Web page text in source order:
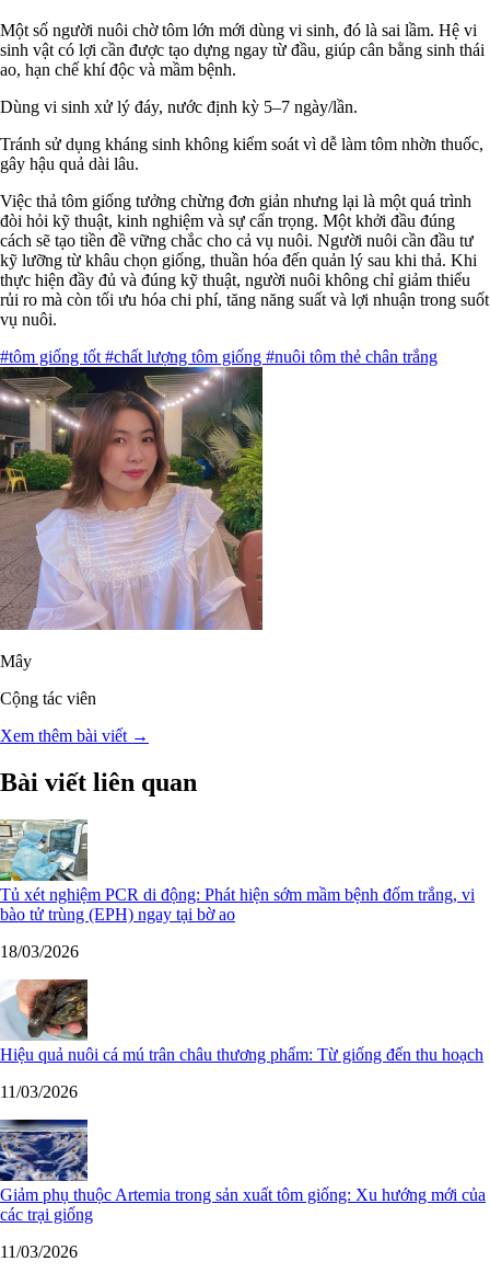
Một số người nuôi chờ tôm lớn mới dùng vi sinh, đó là sai lầm. Hệ vi
sinh vật có lợi cần được tạo dựng ngay từ đầu, giúp cân bằng sinh thái
ao, hạn chế khí độc và mầm bệnh.
Dùng vi sinh xử lý đáy, nước định kỳ 5–7 ngày/lần.
Tránh sử dụng kháng sinh không kiểm soát vì dễ làm tôm nhờn thuốc,
gây hậu quả dài lâu.
Việc thả tôm giống tưởng chừng đơn giản nhưng lại là một quá trình
đòi hỏi kỹ thuật, kinh nghiệm và sự cẩn trọng. Một khởi đầu đúng
cách sẽ tạo tiền đề vững chắc cho cả vụ nuôi. Người nuôi cần đầu tư
kỹ lưỡng từ khâu chọn giống, thuần hóa đến quản lý sau khi thả. Khi
thực hiện đầy đủ và đúng kỹ thuật, người nuôi không chỉ giảm thiểu
rủi ro mà còn tối ưu hóa chi phí, tăng năng suất và lợi nhuận trong suốt
vụ nuôi.
#tôm giống tốt #chất lượng tôm giống #nuôi tôm thẻ chân trắng
Mây
Cộng tác viên
Xem thêm bài viết →
Bài viết liên quan
Tủ xét nghiệm PCR di động: Phát hiện sớm mầm bệnh đốm trắng, vi
bào tử trùng (EPH) ngay tại bờ ao
18/03/2026
Hiệu quả nuôi cá mú trân châu thương phẩm: Từ giống đến thu hoạch
11/03/2026
Giảm phụ thuộc Artemia trong sản xuất tôm giống: Xu hướng mới của
các trại giống
11/03/2026